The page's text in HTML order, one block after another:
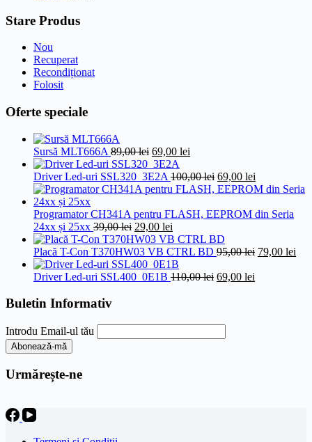
Stare Produs
Nou
Recuperat
Recondiționat
Folosit
Oferte speciale
Sursă MLT666A 89,00lei Prețul
inițial
a
fost:
69,00 lei
este:
69,00 lei.
Driver Led-uri SSL320_3E2A 100,00lei Prețul
inițial
fost:
69,00 lei
curent
69,00 lei.
Programator CH341A pentru FLASH, EEPROM din Seria
24xx și 25xx 39,00lei Prețul
inițial
a
fost:
39,00 lei.
29,00 lei
curent
este:
29,00 lei.
Placă T-Con T370HW03 VB CTRL BD 95,00lei Prețul
79,00 lei
Driver Led-uri SSL400_0E1B 110,00lei Prețul
110,00 lei.
69,00 lei
Buletin Informativ
Introdu Email-ul tău
Urmărește-ne